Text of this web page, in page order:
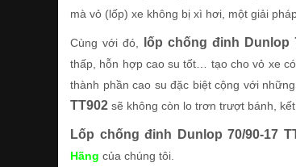
mà vỏ (lốp) xe không bị xì hơi, một giải
Cùng với đó, lốp chống đinh Dunlop
thấp, hỗn hợp cao su tốt… tạo cho vỏ xe
thành phần cao su đặc biệt cộng với
TT902 sẽ không còn lo trơn trượt bánh,
Lốp chống đinh Dunlop 70/90-17
Hãng của chúng tôi.